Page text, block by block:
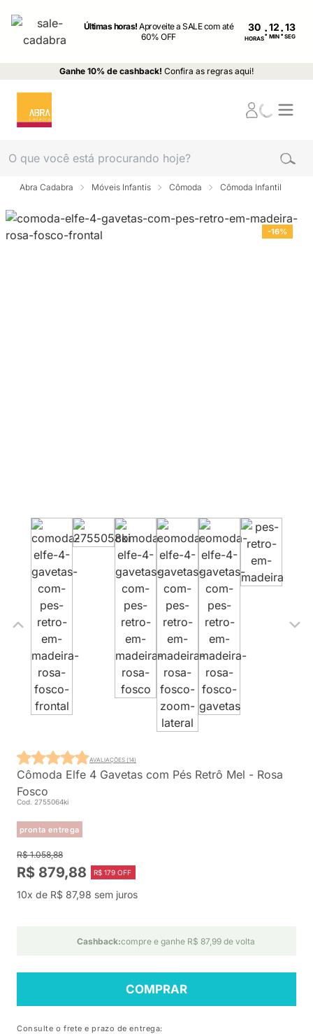
Últimas horas!Aproveite a SALE com até
60% OFF
30
HORAS: MIN : SEG
Ganhe 10% de cashback! Confira as regras aqui!
Abra Cadabra Móveis Infantis Cômoda Cômoda Infantil
-16%
Cômoda Elfe 4 Gavetas com Pés Retrô Mel - Rosa
Fosco
Cod. 2755064ki
pronta entrega
AVALIAÇÕES (14)
R$ 1.058,88
R$ 879,88 R$ 179 OFF
10x de R$ 87,98 sem juros
Cashback:compre e ganhe R$ 87,99 de volta
COMPRAR
Consulte o frete e prazo de entrega: